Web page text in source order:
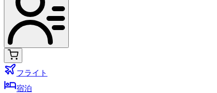
フライト
宿泊